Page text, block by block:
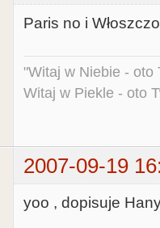
Paris no i
"Witaj w Niebie - oto
Witaj w Piekle - oto
2007-09-19
yoo , dopisuje